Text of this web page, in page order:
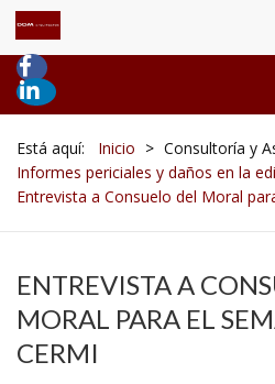
Está aquí: Inicio > Consultoría y
Informes periciales y daños en la
Entrevista a Consuelo del Moral
ENTREVISTA A
MORAL PARA EL
CERMI